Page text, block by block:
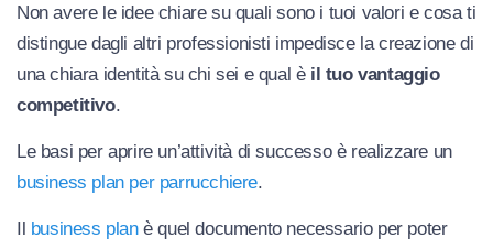
Non avere le idee chiare su quali sono i tuoi valori e cosa ti
distingue dagli altri professionisti impedisce la creazione di
una chiara identità su chi sei e qual è il tuo vantaggio
competitivo.
Le basi per aprire un’attività di successo è realizzare un
business plan per parrucchiere.
business planè quel documento necessario per poter